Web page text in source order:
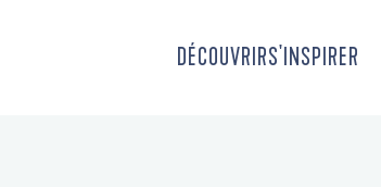
DÉCOUVRIRS'INSPIRER